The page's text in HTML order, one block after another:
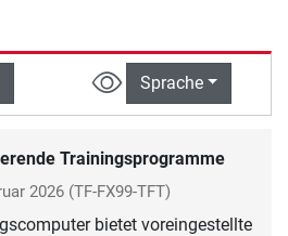
Sprache
Trainingsprogramme
2026 (TF-FX99-TFT)
bietet voreingestellte